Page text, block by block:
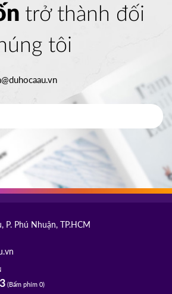
trở thành đối
tôi
P. Phú Nhuận, TP.HCM
(Bấm phím 0)